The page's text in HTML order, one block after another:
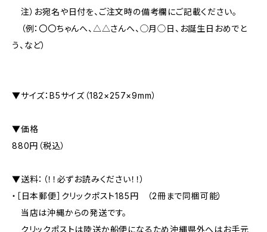
注）お宛名や日付を、ご注文時の備考欄にご記載ください。
（例：〇〇ちゃんへ、△△さんへ、◯月◯日、お誕生日おめでと
う、など）
▼サイズ：B5サイズ（182×257×9mm）
▼価格
880円（税込）
▼送料：（！！必ずお読みください！！）
・［日本郵便］クリックポスト185円 （2冊まで同梱可能）
当店は沖縄からの発送です。
クリックポストは陸送か船便になるため沖縄県外へはお手元